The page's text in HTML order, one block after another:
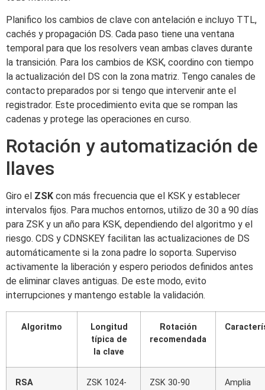
Planifico los cambios de clave con antelación e incluyo TTL,
cachés y propagación DS. Cada paso tiene una ventana
temporal para que los resolvers vean ambas claves durante
la transición. Para los cambios de KSK, coordino con tiempo
la actualización del DS con la zona matriz. Tengo canales de
contacto preparados por si tengo que intervenir ante el
registrador. Este procedimiento evita que se rompan las
cadenas y protege las operaciones en curso.
Rotación y automatización de
llaves
Giro el ZSK con más frecuencia que el KSK y establecer
intervalos fijos. Para muchos entornos, utilizo de 30 a 90 días
para ZSK y un año para KSK, dependiendo del algoritmo y el
riesgo. CDS y CDNSKEY facilitan las actualizaciones de DS
automáticamente si la zona padre lo soporta. Superviso
activamente la liberación y espero periodos definidos antes
de eliminar claves antiguas. De este modo, evito
interrupciones y mantengo estable la validación.
Algoritmo
Longitud
típica de
la clave
Rotación
recomendada
RSA
ZSK 1024-
ZSK 30-90
Amplia